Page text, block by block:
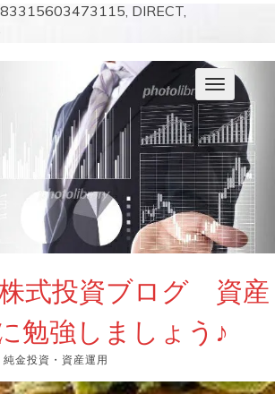
DIRECT,
ナ
ビ
ゲ
ー
シ
ョ
ン
を
切
り
替
式投資ブログ 資産
勉強しましょう♪
金投資・資産運用